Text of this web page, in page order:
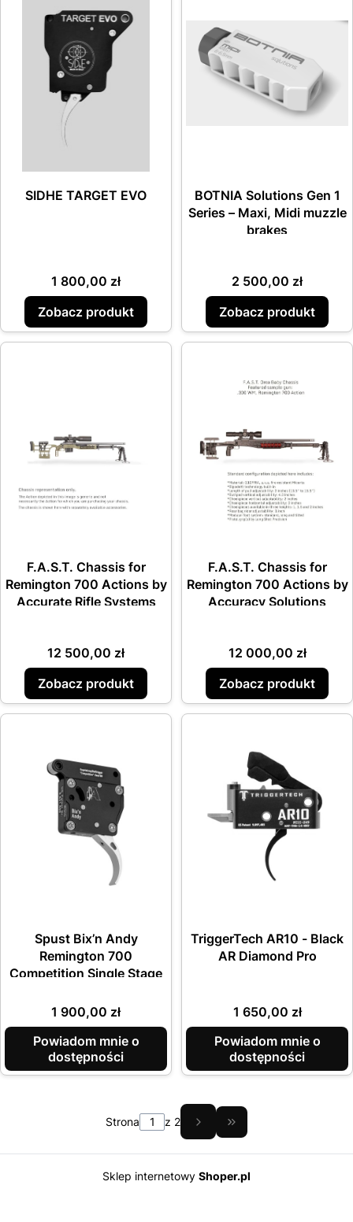
SIDHE TARGET EVO
Cena
1 800,00 zł
Zobacz produkt
BOTNIA Solutions Gen 1
Series – Maxi, Midi muzzle
brakes
Cena
2 500,00 zł
Zobacz produkt
F.A.S.T. Chassis for
Remington 700 Actions by
Accurate Rifle Systems
Cena
12 500,00 zł
Zobacz produkt
F.A.S.T. Chassis for
Remington 700 Actions by
Accuracy Solutions
Cena
12 000,00 zł
Zobacz produkt
Spust Bix’n Andy
Remington 700
Competition Single Stage
Cena
1 900,00 zł
Powiadom mnie o
dostępności
TriggerTech AR10 - Black
AR Diamond Pro
Cena
1 650,00 zł
Powiadom mnie o
dostępności
Strona z 2 Przejdź do
Sklep internetowy Shoper.pl